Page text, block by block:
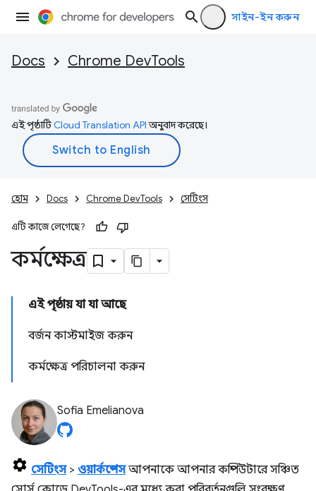
সাইন-ইন করুন
Docs Chrome DevTools
এই পৃষ্ঠাটিCloud Translation APIঅনুবাদ করেছে।
হোম Docs Chrome DevTools সেটিংস
এটি কাজে লেগেছে?
কর্মক্ষেত্র
এই পৃষ্ঠায় যা যা আছে
বর্জন কাস্টমাইজ করুন
কর্মক্ষেত্র পরিচালনা করুন
Sofia Emelianova
সেটিংস> ওয়ার্কস্পেসআপনাকে আপনার কম্পিউটারে সঞ্চিত